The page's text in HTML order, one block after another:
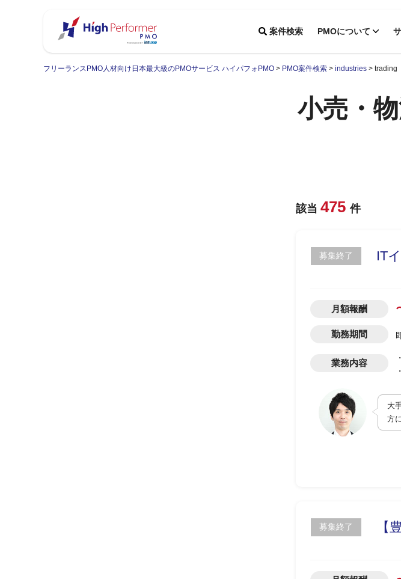
案件検索 PMOについて
フリーランスPMO人材向け日本最大級のPMOサービス ハイパフォPMO > PMO案件検索 > industries > trading
小売・
該当 475 件
募集終了 IT
月額報酬
勤務期間
業務内容
大
方
募集終了 【